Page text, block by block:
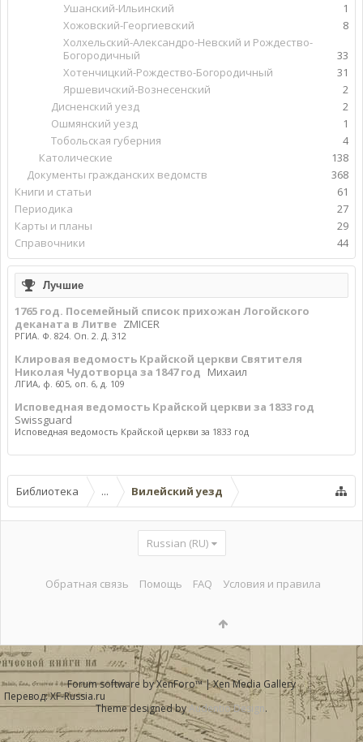
Ушанский-Ильинский
1
Хожовский-Георгиевский
8
Холхельский-Александро-Невский и Рождество-
Богородичный
33
Хотенчицкий-Рождество-Богородичный
31
Яршевичский-Вознесенский
2
Дисненский уезд
2
Ошмянский уезд
1
Тобольская губерния
4
Католические
138
Документы гражданских ведомств
368
Книги и статьи
61
Периодика
27
Карты и планы
29
Справочники
44
Лучшие
1765 год. Посемейный список прихожан Логойского
деканата в Литве ZMICER
РГИА. Ф. 824. Оп. 2. Д. 312
Клировая ведомость Крайской церкви Святителя
Николая Чудотворца за 1847 год Михаил
ЛГИА, ф. 605, оп. 6, д. 109
Исповедная ведомость Крайской церкви за 1833 год
Swissguard
Исповедная ведомость Крайской церкви за 1833 год
Библиотека ... Вилейский уезд
Russian (RU)
Обратная связь Помощь FAQ Условия и правила
Forum software by XenForo™|Xen Media Gallery
Перевод:XF-Russia.ru
Theme designed byAudentio Design .